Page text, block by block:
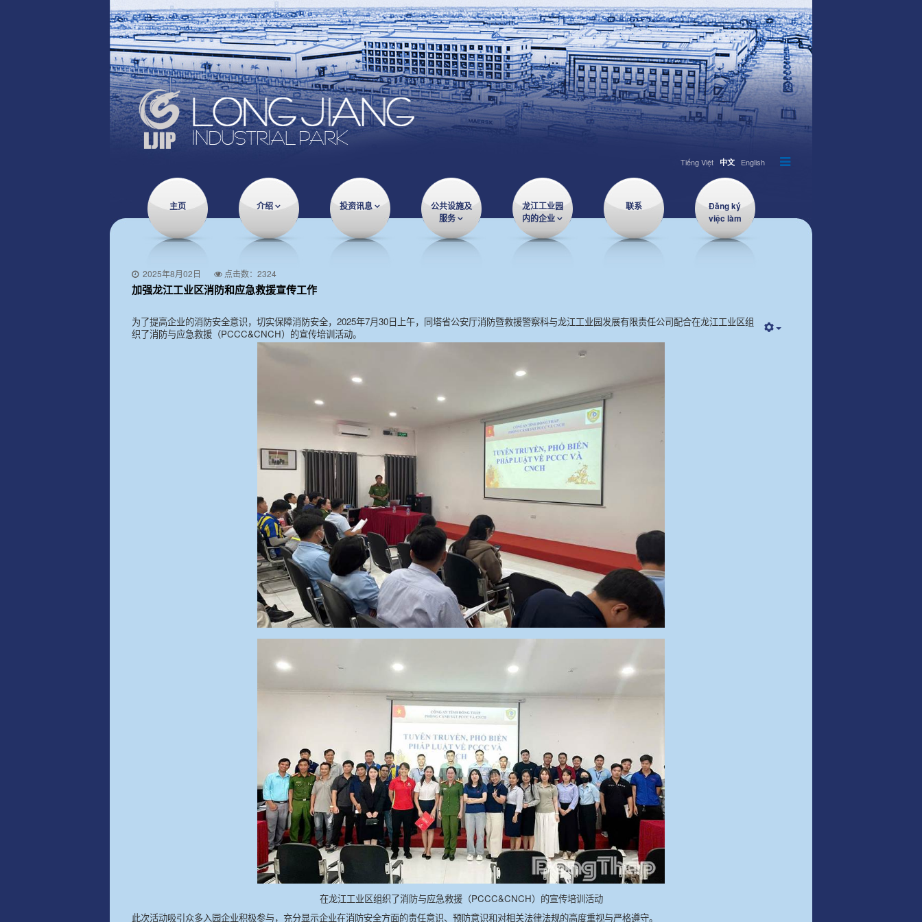
Tiếng Việt 中文 English
主页 介绍 投资讯息
公共设施及
服务
龙江工业园
内的企业
联系
Đăng ký
việc làm
2025年8月02日 点击数：2324
加强龙江工业区消防和应急救援宣传工作
为了提高企业的消防安全意识，切实保障消防安全，2025年7月30日上午，同塔省公安厅消防暨救援警察科与龙江工业园发展有限责任公司配合在龙江工业区组
织了消防与应急救援（PCCC&CNCH）的宣传培训活动。
在龙江工业区组织了消防与应急救援（PCCC&CNCH）的宣传培训活动
此次活动吸引众多入园企业积极参与，充分显示企业在消防安全方面的责任意识、预防意识和对相关法律法规的高度重视与严格遵守。